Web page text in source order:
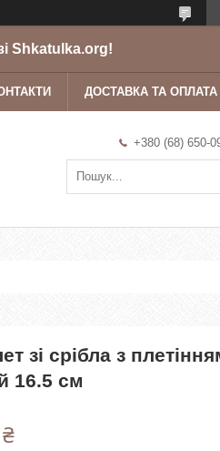
Shkatulka.org!
ДОСТАВКА ТА ОПЛАТА
+380 (68) 650-
зі срібла з
16.5 см